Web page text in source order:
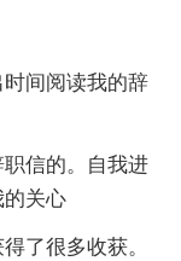
间阅读我的辞
信的。自我进
的关心
了很多收获。